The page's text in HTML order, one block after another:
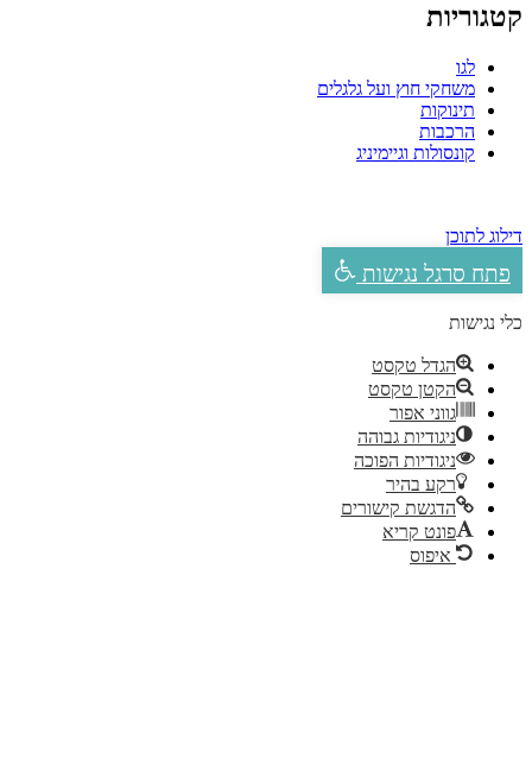
לגו
משחקי חוץ ועל גלגלים
תינוקות
הרכבות
קונסולות וגיימיניג
לתוכן
פתח סרגל נגישות
נגישות
הגדל טקסט
הקטן טקסט
גווני אפור
ניגודיות גבוהה
ניגודיות הפוכה
רקע בהיר
הדגשת קישורים
פונט קריא
איפוס